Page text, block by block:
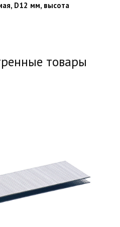
D12 мм, высота
товары